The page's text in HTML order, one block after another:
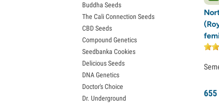
655
Semena Hindu Kush
Semena Mimosa
Buddha Seeds
The Cali Connection Seeds
CBD Seeds
Compound Genetics
Seedbanka Cookies
Delicious Seeds
DNA Genetics
Doctor's Choice
Dr. Underground